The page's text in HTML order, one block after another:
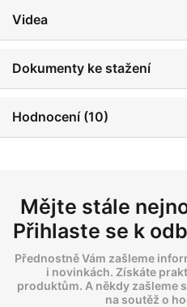
Videa
Dokumenty ke stažení
Hodnocení (10)
Mějte stále
Přihlaste se k
Přednostně Vám zašleme
i novinkách. Získáte
produktům. A někdy zašleme
na soutěž o